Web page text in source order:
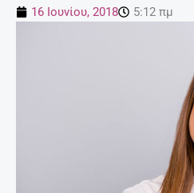
16 Ιουνίου, 2018 5:12 πμ